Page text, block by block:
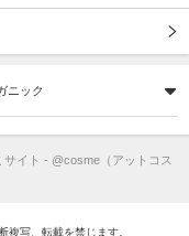
ニック
サイト - @cosme（アットコス
複写、転載を禁じます。